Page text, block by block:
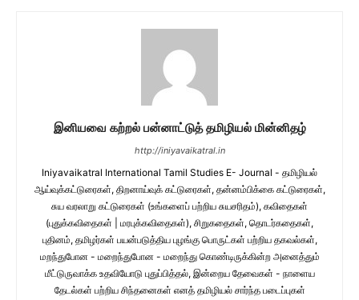
இனியவை கற்றல் பன்னாட்டுத் தமிழியல் மின்னிதழ்
http://iniyavaikatral.in
Iniyavaikatral International Tamil Studies E- Journal - தமிழியல்
ஆய்வுக்கட்டுரைகள், திறனாய்வுக் கட்டுரைகள், தன்னம்பிக்கை கட்டுரைகள்,
சுய வரலாறு கட்டுரைகள் (உங்களைப் பற்றிய சுயசரிதம்), கவிதைகள்
(புதுக்கவிதைகள் | மரபுக்கவிதைகள்), சிறுகதைகள், தொடர்கதைகள்,
புதினம், தமிழர்கள் பயன்படுத்திய புழங்கு பொருட்கள் பற்றிய தகவல்கள்,
மறந்துபோன - மறைந்துபோன - மறைந்து கொண்டிருக்கின்ற அனைத்தும்
மீட்டுருவாக்க உதவியோடு புதுப்பித்தல், இன்றைய தேவைகள் - நாளைய
தேடல்கள் பற்றிய சிந்தனைகள் எனத் தமிழியல் சார்ந்த படைப்புகள்